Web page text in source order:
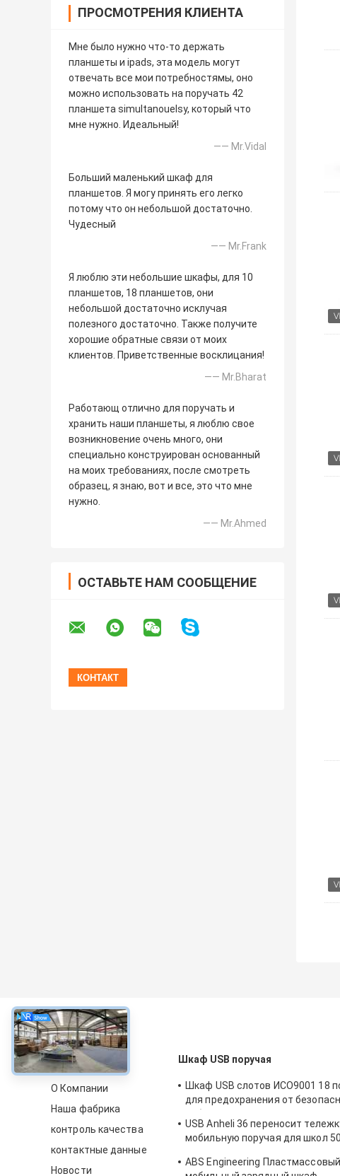
ПРОСМОТРЕНИЯ КЛИЕНТА
Мне было нужно что-то держать
планшеты и ipads, эта модель могут
отвечать все мои потребностямы, оно
можно использовать на поручать 42
планшета simultanouelsy, который что
мне нужно. Идеальный!
—— Mr.Vidal
Больший маленький шкаф для
планшетов. Я могу принять его легко
потому что он небольшой достаточно.
Чудесный
—— Mr.Frank
Я люблю эти небольшие шкафы, для 10
планшетов, 18 планшетов, они
небольшой достаточно исклучая
полезного достаточно. Также получите
хорошие обратные связи от моих
клиентов. Приветственные восклицания!
—— Mr.Bharat
Работающ отлично для поручать и
хранить наши планшеты, я люблю свое
возникновение очень много, они
специально конструирован основанный
на моих требованиях, после смотреть
образец, я знаю, вот и все, это что мне
нужно.
—— Mr.Ahmed
ОСТАВЬТЕ НАМ СООБЩЕНИЕ
около
О Компании
Наша фабрика
контроль качества
контактные данные
Новости
Шкаф USB поручая
Шкаф USB слотов ИСО9001 18
для предохранения от
USB Anheli 36 переносит
мобильную поручая для школ
ABS Engineering Пластмассовый